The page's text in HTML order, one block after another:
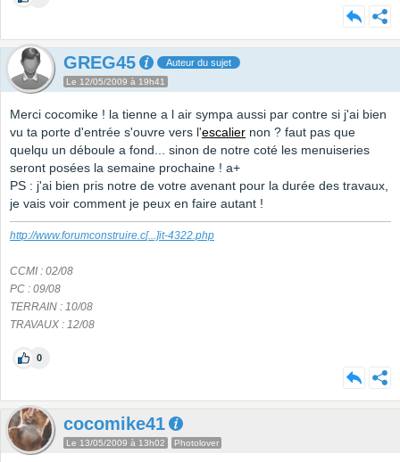
GREG45 Auteur du sujet
Le 12/05/2009 à 19h41
Merci cocomike ! la tienne a l air sympa aussi par contre si j'ai bien
vu ta porte d'entrée s'ouvre vers l'escalier non ? faut pas que
quelqu un déboule a fond... sinon de notre coté les menuiseries
seront posées la semaine prochaine ! a+
PS : j'ai bien pris notre de votre avenant pour la durée des travaux,
je vais voir comment je peux en faire autant !
http://www.forumconstruire.c[...]it-4322.php
CCMI : 02/08
PC : 09/08
TERRAIN : 10/08
TRAVAUX : 12/08
0
cocomike41
Le 13/05/2009 à 13h02 Photolover